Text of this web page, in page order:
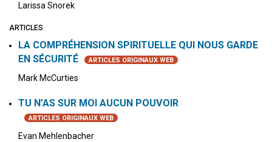
Larissa Snorek
ARTICLES
LA COMPRÉHENSION SPIRITUELLE QUI NOUS GARDE
EN SÉCURITÉ
ARTICLES ORIGINAUX WEB
Mark McCurties
TU N’AS SUR MOI AUCUN POUVOIR
ARTICLES ORIGINAUX WEB
Evan Mehlenbacher